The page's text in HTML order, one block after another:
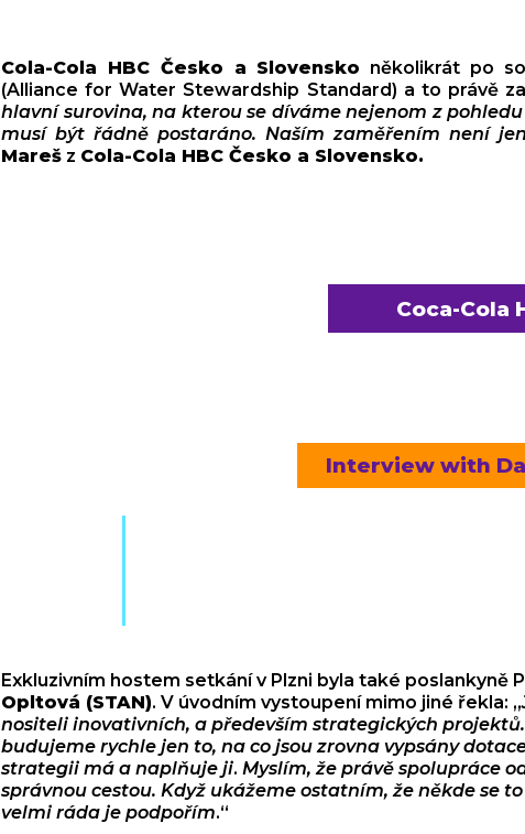
Cola-Cola HBC Česko a Slovensko několikrát po
(Alliance for Water Stewardship Standard) a to právě
hlavní surovina, na kterou se díváme nejenom z
musí být řádně postaráno. Naším zaměřením není
Mareš z Cola-Cola HBC Česko a Slovensko.
Coca-Cola
Interview with
Exkluzivním hostem setkání v Plzni byla také poslankyně
Opltová (STAN). V úvodním vystoupení mimo jiné řekla: „
nositeli inovativních, a především strategických
budujeme rychle jen to, na co jsou zrovna vypsány
strategii má a naplňuje ji. Myslím, že právě spolupráce
správnou cestou. Když ukážeme ostatním, že někde se
velmi ráda je podpořím.“